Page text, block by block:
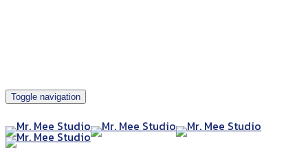
Toggle navigation